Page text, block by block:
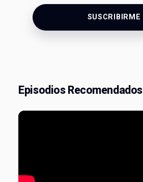
SUSCRIBIRME
Episodios Recomendados